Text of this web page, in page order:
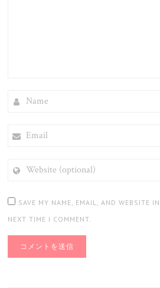
(OPTIONAL)
SAVE MY NAME, EMAIL, AND WEBSITE
NEXT TIME I COMMENT.